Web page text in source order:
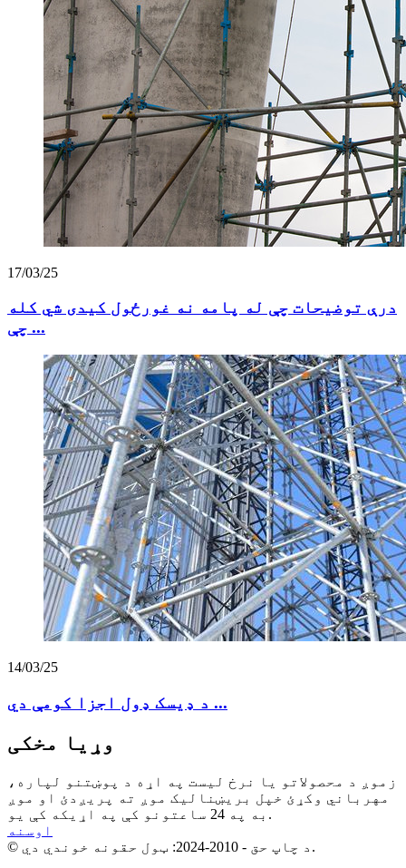
17/03/25
درې توضیحات چې له پامه نه غورځول کیدی شي کله
چې ...
14/03/25
د ډیسک ډول اجزا کومې دي ...
وړیا مخکی
زموږ د محصولاتو یا نرخ لیست په اړه د پوښتنو لپاره،
مهرباني وکړئ خپل بریښنالیک موږ ته پریږدئ او موږ
به په 24 ساعتونو کې په اړیکه کې یو.
اوسنه
© د چاپ حق - 2010-2024: ټول حقونه خوندي دي.